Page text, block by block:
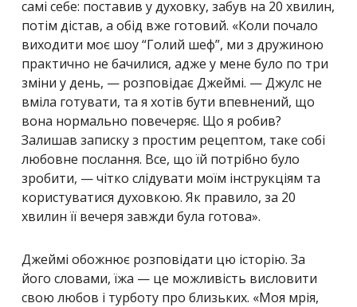
самі себе: поставив у духовку, забув на 20 хвилин,
потім дістав, а обід вже готовий. «Коли почало
виходити моє шоу “Голий шеф”, ми з дружиною
практично не бачилися, адже у мене було по три
зміни у день, — розповідає Джеймі. — Джулс не
вміла готувати, та я хотів бути впевнений, що
вона нормально повечеряє. Що я робив?
Залишав записку з простим рецептом, таке собі
любовне послання. Все, що їй потрібно було
зробити, — чітко слідувати моїм інструкціям та
користуватися духовкою. Як правило, за 20
хвилин її вечеря завжди була готова».
Джеймі обожнює розповідати цю історію. За
його словами, їжа — це можливість висловити
свою любов і турботу про близьких. «Моя мрія,